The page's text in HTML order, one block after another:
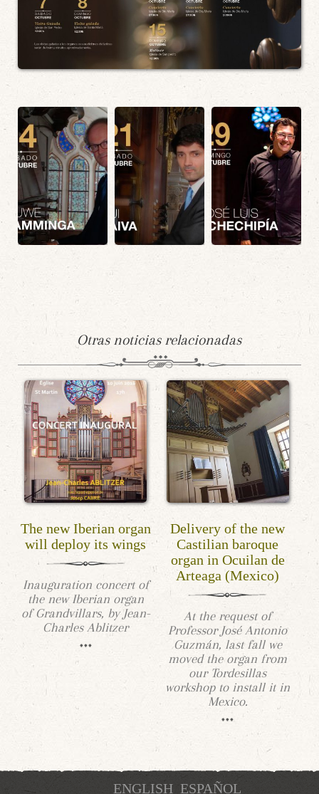
Otras noticias relacionadas
The new Iberian organ
will deploy its wings
Inauguration concert of
the new Iberian organ
of Grandvillars, by Jean-
Charles Ablitzer
Delivery of the new
Castilian baroque
organ in Ocuilan de
Arteaga (Mexico)
At the request of
Professor José Antonio
Guzmán, last fall we
moved the organ from
our Tordesillas
workshop to install it in
Mexico.
ENGLISH ESPAÑOL